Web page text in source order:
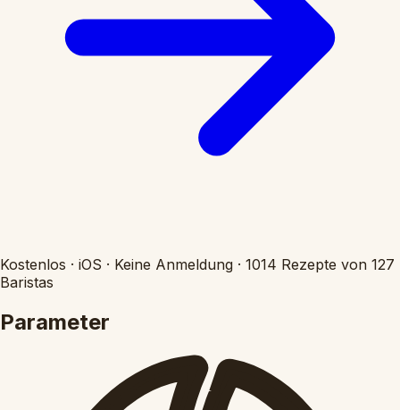
Kostenlos · iOS · Keine Anmeldung · 1014 Rezepte von 127
Baristas
Parameter